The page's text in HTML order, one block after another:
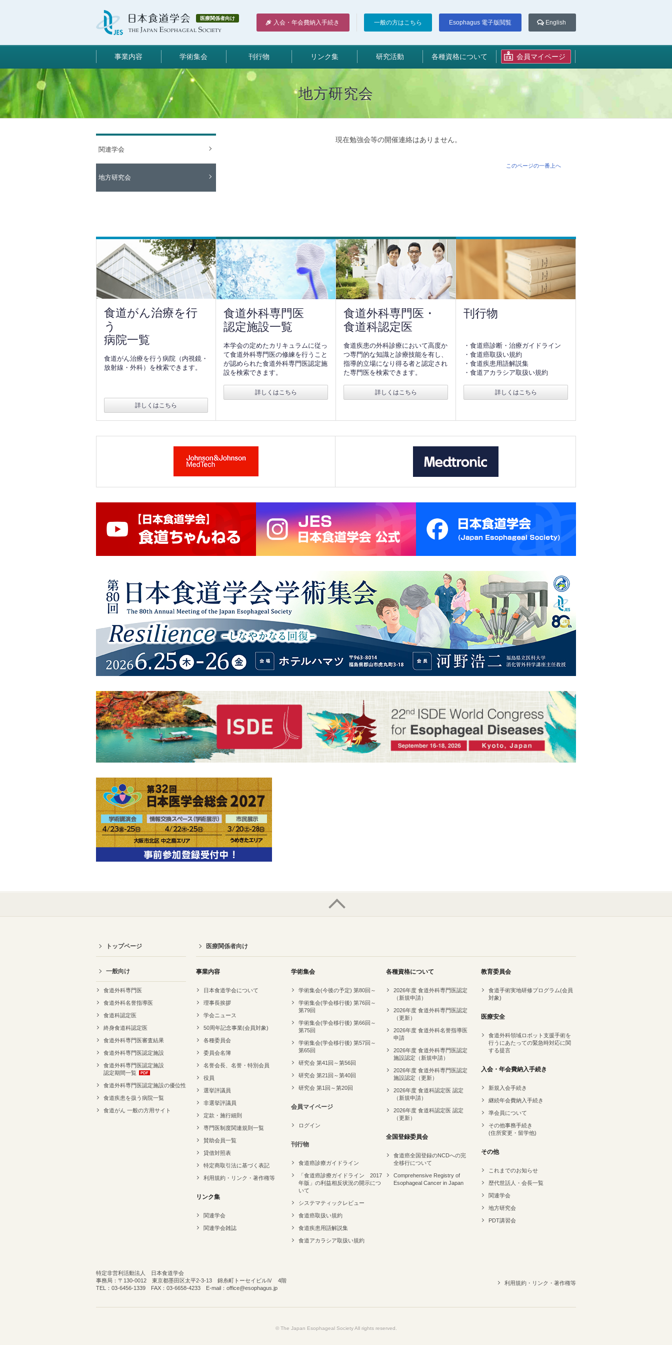
医療関係者向け
入会・年会費納入手続き 一般の方はこちら Esophagus 電子版閲覧 English
事業内容 学術集会 刊行物 リンク集 研究活動 各種資格について 会員マイページ
地方研究会
現在勉強会等の開催連絡はありません。
このページの一番上へ
関連学会
地方研究会
食道がん治療を行
う
病院一覧
食道がん治療を行う病院（内視鏡・
放射線・外科）を検索できます。
詳しくはこちら
食道外科専門医
認定施設一覧
本学会の定めたカリキュラムに従っ
て食道外科専門医の修練を行うこと
が認められた食道外科専門医認定施
設を検索できます。
詳しくはこちら
食道外科専門医・
食道科認定医
食道疾患の外科診療において高度か
つ専門的な知識と診療技能を有し、
指導的立場になり得る者と認定され
た専門医を検索できます。
詳しくはこちら
刊行物
・食道癌診断・治療ガイドライン
・食道癌取扱い規約
・食道疾患用語解説集
・食道アカラシア取扱い規約
詳しくはこちら
トップページ
一般向け
食道外科専門医
食道外科名誉指導医
食道科認定医
終身食道科認定医
食道外科専門医審査結果
食道外科専門医認定施設
食道外科専門医認定施設
認定期間一覧
食道外科専門医認定施設の優位性
食道疾患を扱う病院一覧
食道がん 一般の方用サイト
医療関係者向け
事業内容
日本食道学会について
理事長挨拶
学会ニュース
50周年記念事業(会員対象)
各種委員会
委員会名簿
名誉会長、名誉・特別会員
役員
選挙評議員
非選挙評議員
定款・施行細則
専門医制度関連規則一覧
賛助会員一覧
貸借対照表
特定商取引法に基づく表記
利用規約・リンク・著作権等
リンク集
関連学会
関連学会雑誌
学術集会
学術集会(今後の予定) 第80回～
学術集会(学会移行後) 第76回～
第79回
学術集会(学会移行後) 第66回～
第75回
学術集会(学会移行後) 第57回～
第65回
研究会 第41回～第56回
研究会 第21回～第40回
研究会 第1回～第20回
会員マイページ
ログイン
刊行物
食道癌診療ガイドライン
「食道癌診療ガイドライン 2017
年版」の利益相反状況の開示につ
いて
システマティックレビュー
食道癌取扱い規約
食道疾患用語解説集
食道アカラシア取扱い規約
各種資格について
2026年度 食道外科専門医認定
（新規申請）
2026年度 食道外科専門医認定
（更新）
2026年度 食道外科名誉指導医
申請
2026年度 食道外科専門医認定
施設認定（新規申請）
2026年度 食道外科専門医認定
施設認定（更新）
2026年度 食道科認定医 認定
（新規申請）
2026年度 食道科認定医 認定
（更新）
全国登録委員会
食道癌全国登録のNCDへの完
全移行について
Comprehensive Registry of
Esophageal Cancer in Japan
教育委員会
食道手術実地研修プログラム(会員
対象)
医療安全
食道外科領域ロボット支援手術を
行うにあたっての緊急時対応に関
する提言
入会・年会費納入手続き
新規入会手続き
継続年会費納入手続き
準会員について
その他事務手続き
(住所変更・留学他)
その他
これまでのお知らせ
歴代世話人・会長一覧
関連学会
地方研究会
PDT講習会
特定非営利活動法人 日本食道学会
事務局：〒130-0012 東京都墨田区太平2-3-13 錦糸町トーセイビルⅣ 4階
TEL：03-6456-1339 FAX：03-6658-4233 E-mail：office@esophagus.jp
利用規約・リンク・著作権等
© The Japan Esophageal Society All rights reserved.